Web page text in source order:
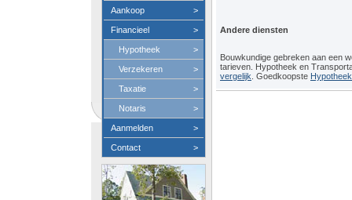
Aankoop >
Financieel >
Hypotheek >
Verzekeren >
Taxatie >
Notaris >
Aanmelden >
Contact >
Andere diensten
Bouwkundige gebreken aan een
tarieven. Hypotheek en
vergelijk . Goedkoopste